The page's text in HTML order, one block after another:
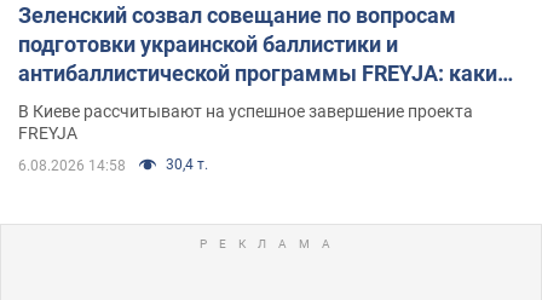
Зеленский созвал совещание по вопросам
подготовки украинской баллистики и
антибаллистической программы FREYJA: какие
решения готовятся
В Киеве рассчитывают на успешное завершение проекта
FREYJA
6.08.2026 14:58 30,4 т.